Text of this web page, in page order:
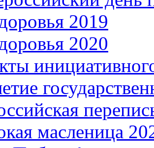
2019
2020
масленица